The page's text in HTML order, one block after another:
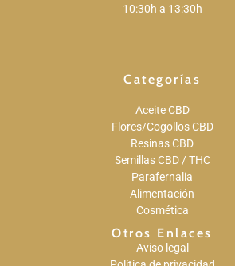
10:30h a 13:30h
Categorías
Aceite CBD
Flores/Cogollos CBD
Resinas CBD
Semillas CBD / THC
Parafernalia
Alimentación
Cosmética
Otros Enlaces
Aviso legal